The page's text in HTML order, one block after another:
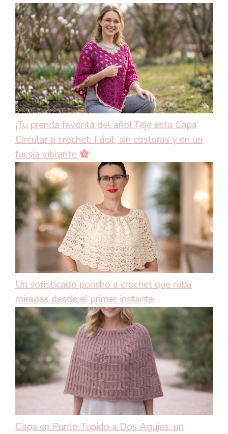
¡Tu prenda favorita del año! Teje esta Capa
Circular a crochet: Fácil, sin costuras y en un
fucsia vibrante
Un sofisticado poncho a crochet que roba
miradas desde el primer instante
Capa en Punto Tupido a Dos Agujas: un